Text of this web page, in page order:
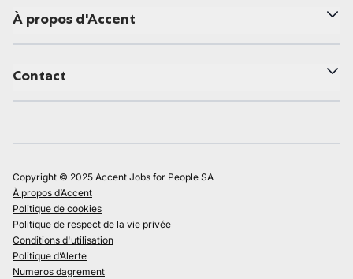
À propos d'Accent
Contact
Copyright © 2025 Accent Jobs for People SA
À propos d’Accent
Politique de cookies
Politique de respect de la vie privée
Conditions d'utilisation
Politique d’Alerte
Numeros dagrement